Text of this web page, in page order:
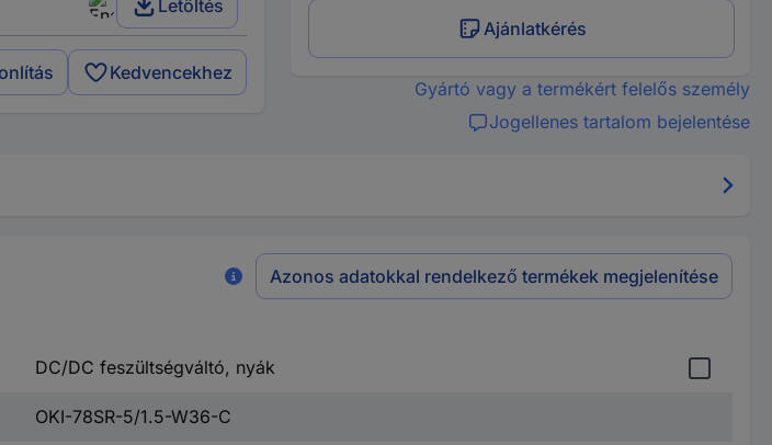
Letöltés
Kedvencekhez
Ajánlatkérés
Gyártó vagy a termékért felelős személy
Jogellenes tartalom bejelentése
Azonos adatokkal rendelkező termékek megjelenítése
DC/DC feszültségváltó, nyák
OKI-78SR-5/1.5-W36-C